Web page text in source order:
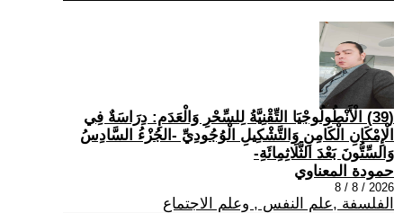
(39) الْأَنْطُولُوجْيَا التِّقْنِيَّةُ لِلسِّحْرِ وَالْعَدَمِ: دِرَاسَةٌ فِي
الْإِمْكَانِ الْكَامِنِ وَالتَّشْكِيلِ الْوُجُودِيِّ -الجُزْءُ السَّادِسُ
وَالسِّتُّونَ بَعْدَ الثَّلَاثِمِائَةِ-
حمودة المعناوي
2026 / 8 / 8
الفلسفة ,علم النفس , وعلم الاجتماع